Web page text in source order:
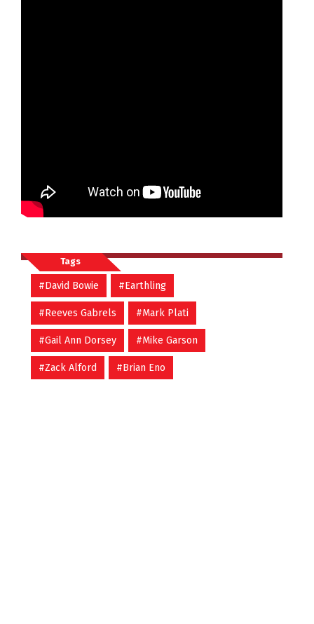
Tags
#David Bowie #Earthling
#Reeves Gabrels #Mark Plati
#Gail Ann Dorsey #Mike Garson
#Zack Alford #Brian Eno